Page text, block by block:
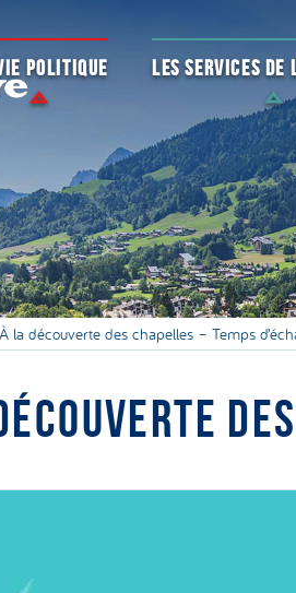
POLITIQUE LES SERVICES DE
À la découverte des chapelles – Temps